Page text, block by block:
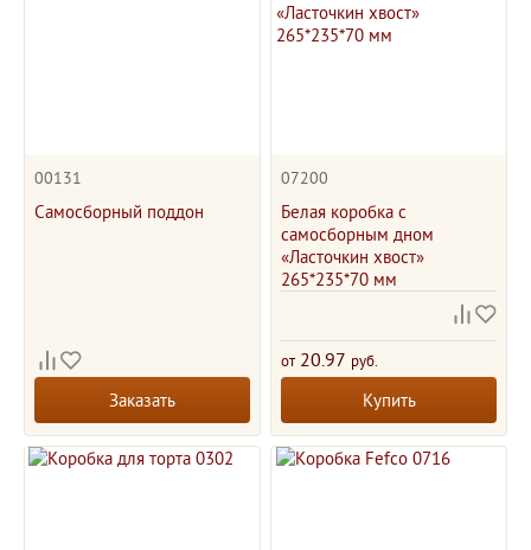
00131
Самосборный поддон
Заказать
07200
Белая коробка с
самосборным дном
«Ласточкин хвост»
265*235*70 мм
от20.97 руб.
Купить